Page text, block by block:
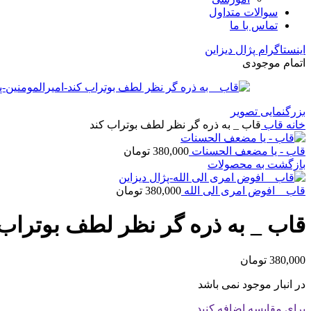
سوالات متداول
تماس با ما
اینستاگرام پژال دیزاین
اتمام موجودی
بزرگنمایی تصویر
خانه قاب قاب _ به ذره گر نظر لطف بوتراب کند
قاب - یا مضعف الحسنات 380,000 تومان
بازگشت به محصولات
قاب _ افوض امری الی الله 380,000 تومان
قاب _ به ذره گر نظر لطف
380,000 تومان
در انبار موجود نمی باشد
برای مقایسه اضافه کنید